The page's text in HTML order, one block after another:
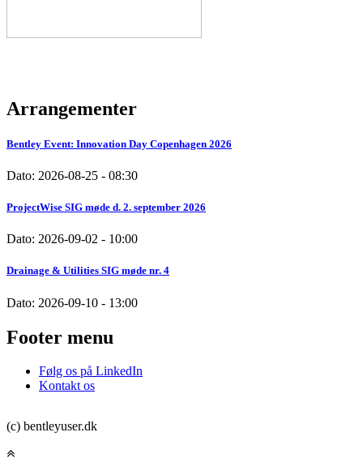
Arrangementer
Bentley Event: Innovation Day Copenhagen 2026
Dato: 2026-08-25 - 08:30
ProjectWise SIG møde d. 2. september 2026
Dato: 2026-09-02 - 10:00
Drainage & Utilities SIG møde nr. 4
Dato: 2026-09-10 - 13:00
Footer menu
Følg os på LinkedIn
Kontakt os
(c) bentleyuser.dk